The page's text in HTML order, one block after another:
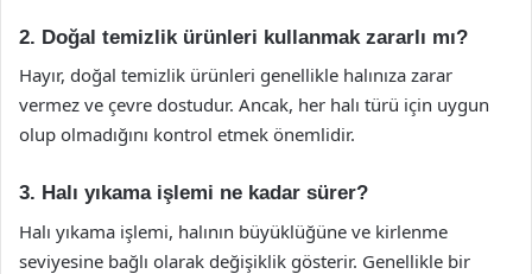
2. Doğal temizlik ürünleri kullanmak zararlı mı?
Hayır, doğal temizlik ürünleri genellikle halınıza zarar
vermez ve çevre dostudur. Ancak, her halı türü için uygun
olup olmadığını kontrol etmek önemlidir.
3. Halı yıkama işlemi ne kadar sürer?
Halı yıkama işlemi, halının büyüklüğüne ve kirlenme
seviyesine bağlı olarak değişiklik gösterir. Genellikle bir